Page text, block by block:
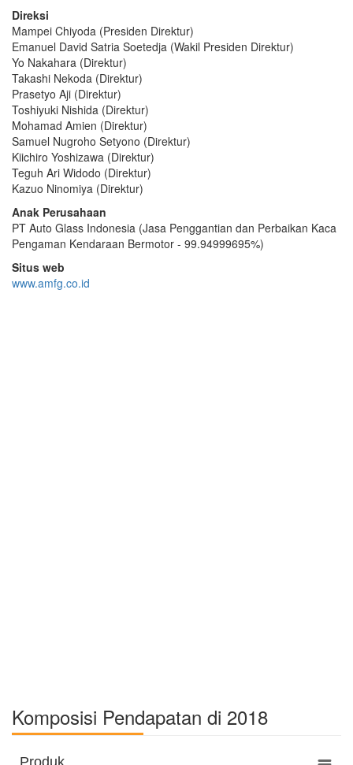
Direksi
Mampei Chiyoda (Presiden Direktur)
Emanuel David Satria Soetedja (Wakil Presiden Direktur)
Yo Nakahara (Direktur)
Takashi Nekoda (Direktur)
Prasetyo Aji (Direktur)
Toshiyuki Nishida (Direktur)
Mohamad Amien (Direktur)
Samuel Nugroho Setyono (Direktur)
Kiichiro Yoshizawa (Direktur)
Teguh Ari Widodo (Direktur)
Kazuo Ninomiya (Direktur)
Anak Perusahaan
PT Auto Glass Indonesia (Jasa Penggantian dan Perbaikan Kaca
Pengaman Kendaraan Bermotor - 99.94999695%)
Situs web
www.amfg.co.id
Komposisi Pendapatan di 2018
Produk